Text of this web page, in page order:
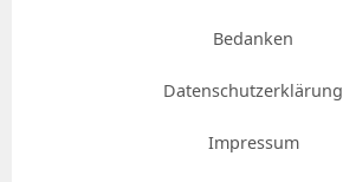
Bedanken
Datenschutzerklärung
Impressum